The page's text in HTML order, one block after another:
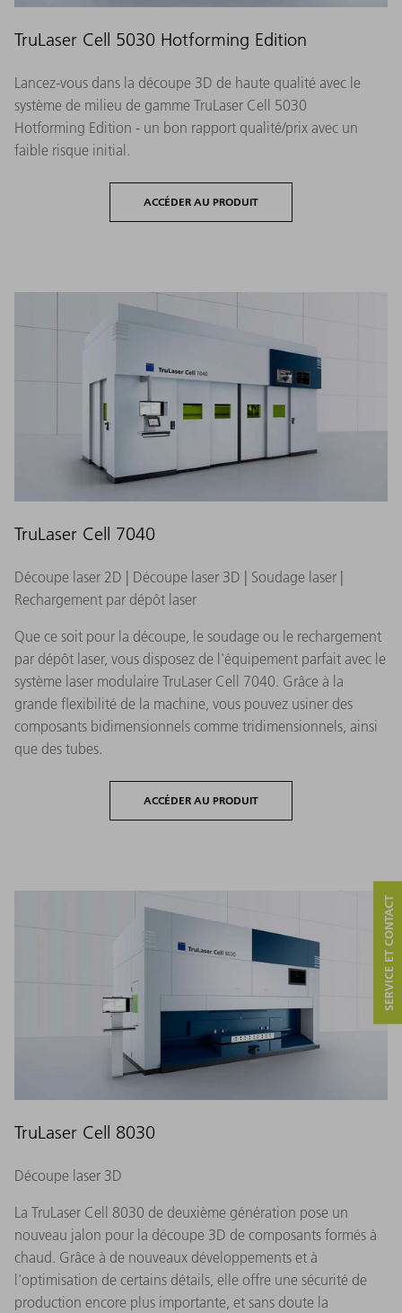
TruLaser Cell 5030 Hotforming Edition
Lancez-vous dans la découpe 3D de haute qualité avec le
système de milieu de gamme TruLaser Cell 5030
Hotforming Edition - un bon rapport qualité/prix avec un
faible risque initial.
ACCÉDER AU PRODUIT
TruLaser Cell 7040
Découpe laser 2D | Découpe laser 3D | Soudage laser |
Rechargement par dépôt laser
Que ce soit pour la découpe, le soudage ou le rechargement
par dépôt laser, vous disposez de l'équipement parfait avec le
système laser modulaire TruLaser Cell 7040. Grâce à la
grande flexibilité de la machine, vous pouvez usiner des
composants bidimensionnels comme tridimensionnels, ainsi
que des tubes.
ACCÉDER AU PRODUIT
TruLaser Cell 8030
Découpe laser 3D
La TruLaser Cell 8030 de deuxième génération pose un
nouveau jalon pour la découpe 3D de composants formés à
chaud. Grâce à de nouveaux développements et à
l'optimisation de certains détails, elle offre une sécurité de
production encore plus importante, et sans doute la
SERVICE ET CONTACT